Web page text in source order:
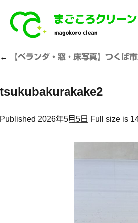
← 【ベランダ・窓・床写真】つくば
tsukubakurakake2
Published 2026年5月5日 Full size is